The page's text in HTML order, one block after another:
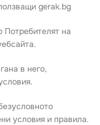
gerak.bg
Потребителят на
в него,
условия и правила.